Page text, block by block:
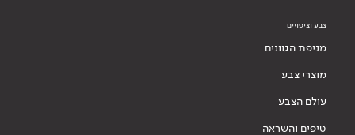
צבע וציפויים
מניפת הגוונים
מוצרי צבע
עולם הצבע
טיפים והשראה